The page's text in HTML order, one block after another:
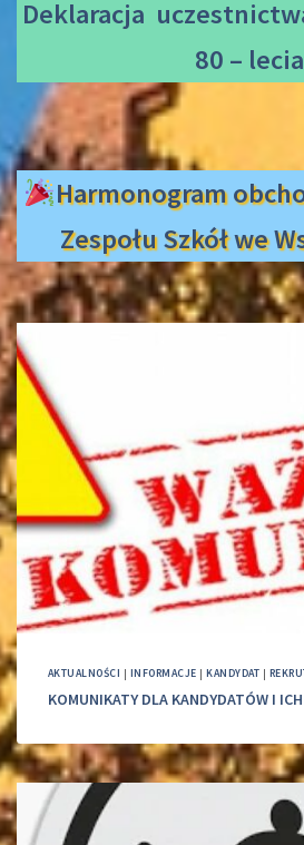
Deklaracja
80 – lecia
Harmonogram
Zespołu Szkół we
AKTUALNOŚCI | INFORMACJE |KANDYDAT |
KOMUNIKATY DLA KANDYDATÓW I